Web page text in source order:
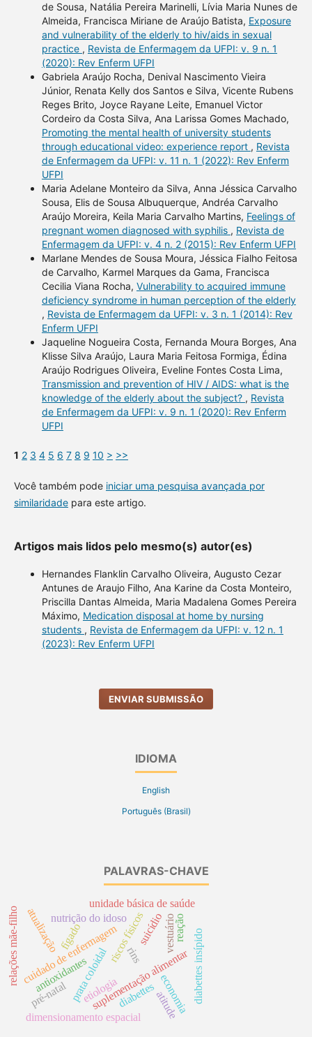
de Sousa, Natália Pereira Marinelli, Lívia Maria Nunes de
Almeida, Francisca Miriane de Araújo Batista, Exposure
and vulnerability of the elderly to hiv/aids in sexual
practice , Revista de Enfermagem da UFPI: v. 9 n. 1
(2020): Rev Enferm UFPI
Gabriela Araújo Rocha, Denival Nascimento Vieira
Júnior, Renata Kelly dos Santos e Silva, Vicente Rubens
Reges Brito, Joyce Rayane Leite, Emanuel Victor
Cordeiro da Costa Silva, Ana Larissa Gomes Machado,
Promoting the mental health of university students
through educational video: experience report , Revista
de Enfermagem da UFPI: v. 11 n. 1 (2022): Rev Enferm
UFPI
Maria Adelane Monteiro da Silva, Anna Jéssica Carvalho
Sousa, Elis de Sousa Albuquerque, Andréa Carvalho
Araújo Moreira, Keila Maria Carvalho Martins, Feelings of
pregnant women diagnosed with syphilis , Revista de
Enfermagem da UFPI: v. 4 n. 2 (2015): Rev Enferm UFPI
Marlane Mendes de Sousa Moura, Jéssica Fialho Feitosa
de Carvalho, Karmel Marques da Gama, Francisca
Cecilia Viana Rocha, Vulnerability to acquired immune
deficiency syndrome in human perception of the elderly
, Revista de Enfermagem da UFPI: v. 3 n. 1 (2014): Rev
Enferm UFPI
Jaqueline Nogueira Costa, Fernanda Moura Borges, Ana
Klisse Silva Araújo, Laura Maria Feitosa Formiga, Édina
Araújo Rodrigues Oliveira, Eveline Fontes Costa Lima,
Transmission and prevention of HIV / AIDS: what is the
knowledge of the elderly about the subject? , Revista
de Enfermagem da UFPI: v. 9 n. 1 (2020): Rev Enferm
UFPI
1 2 3 4 5 6 7 8 9 10 > >>
Você também pode iniciar uma pesquisa avançada por
similaridadepara este artigo.
Artigos mais lidos pelo mesmo(s) autor(es)
Hernandes Flanklin Carvalho Oliveira, Augusto Cezar
Antunes de Araujo Filho, Ana Karine da Costa Monteiro,
Priscilla Dantas Almeida, Maria Madalena Gomes Pereira
Máximo, Medication disposal at home by nursing
students , Revista de Enfermagem da UFPI: v. 12 n. 1
(2023): Rev Enferm UFPI
ENVIAR SUBMISSÃO
IDIOMA
English
Português (Brasil)
PALAVRAS-CHAVE
cuidado de enfermagem
prata coloidal
etiologia
atualização
antioxidantessuplementação alimentar
nutrição do idoso
relações mãe-filho
dimensionamento espacial
riscos físicos
unidade básica de saúde
rins
suicídiovestuário
economia
fígado reação
diabettesatitude
diabettes insípido
pré-natal